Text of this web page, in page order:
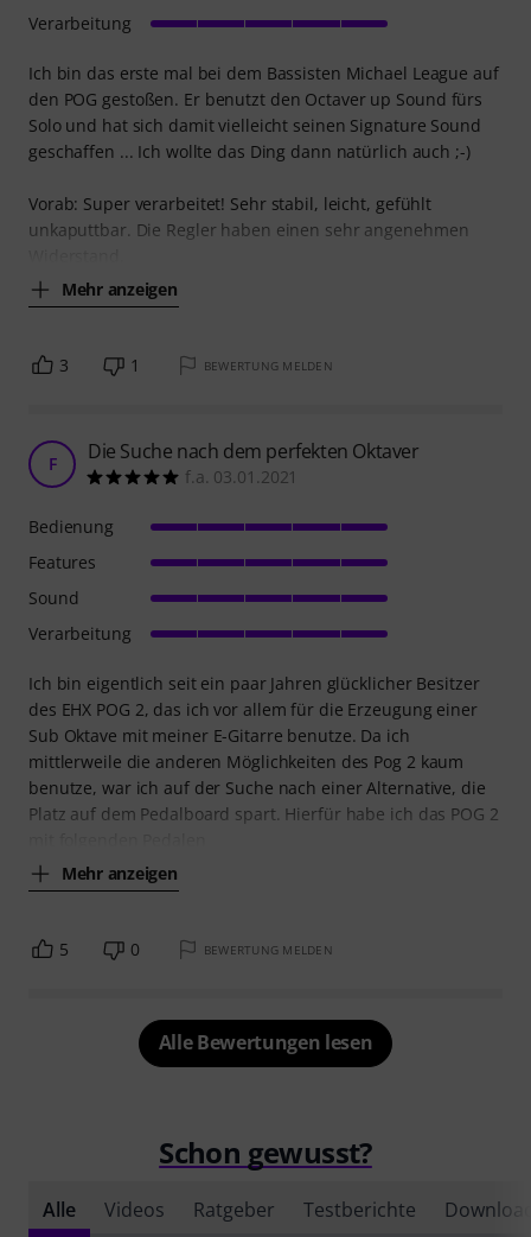
Ich bin das erste mal bei dem Bassisten Michael League auf
den POG gestoßen. Er benutzt den Octaver up Sound fürs
Solo und hat sich damit vielleicht seinen Signature Sound
geschaffen ... Ich wollte das Ding dann natürlich auch ;-)
Vorab: Super verarbeitet! Sehr stabil, leicht, gefühlt
unkaputtbar. Die Regler haben einen sehr angenehmen
Mehr anzeigen
Verarbeitung
3 1 BEWERTUNG MELDEN
F Die Suche nach dem perfekten Oktaver
f.a. 03.01.2021
Ich bin eigentlich seit ein paar Jahren glücklicher Besitzer
des EHX POG 2, das ich vor allem für die Erzeugung einer
Sub Oktave mit meiner E-Gitarre benutze. Da ich
mittlerweile die anderen Möglichkeiten des Pog 2 kaum
benutze, war ich auf der Suche nach einer Alternative, die
Platz auf dem Pedalboard spart. Hierfür habe ich das POG 2
Mehr anzeigen
Bedienung
Features
Sound
Verarbeitung
5 0 BEWERTUNG MELDEN
Alle Bewertungen lesen
Schon gewusst?
Alle Videos Ratgeber Testberichte